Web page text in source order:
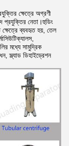
ক্ষেত্রে অগ্রণী
প্রযুক্তির নেতা।হুডিং
ক্ষেত্রে ব্যবহৃত হয়, তেল
মধ্যে সামুদ্রিক
স্ল্যাড ডিহাইড্রেশন